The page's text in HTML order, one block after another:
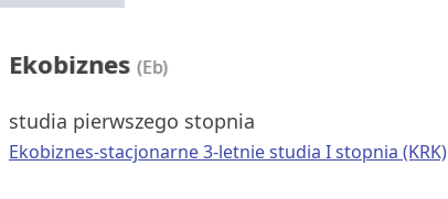
Ekobiznes (Eb)
studia pierwszego stopnia
Ekobiznes-stacjonarne 3-letnie studia I stopnia (KRK)